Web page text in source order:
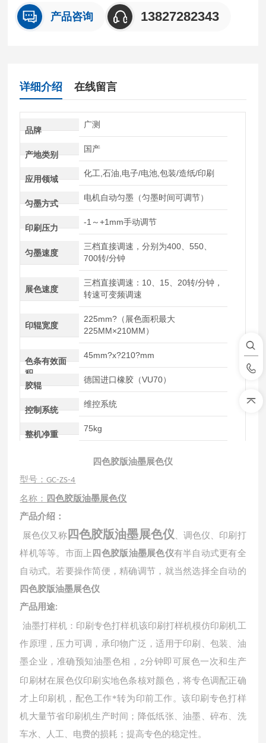
产品咨询 13827282343
详细介绍 在线留言
品牌
广测
产地类别
国产
应用领域
化工,石油,电子/电池,包装/造纸/印刷
匀墨方式
电机自动匀墨（匀墨时间可调节）
印刷压力
-1～+1mm手动调节
匀墨速度
三档直接调速，分别为400、550、
700转/分钟
展色速度
三档直接调速：10、15、20转/分钟，
转速可变频调速
印辊宽度
225mm?（展色面积最大
225MM×210MM）
色条有效面
积
45mm?x?210?mm
胶辊
德国进口橡胶（VU70）
控制系统
维控系统
整机净重
75kg
四色胶版油墨展色仪
型号：GC-ZS-4
名称： 四色胶版油墨展色仪
产品介绍 ：
展色仪又称 四色胶版油墨展色仪 、调色仪、印刷打
样机等等。市面上 四色胶版油墨展色仪有半自动式更有全
自动式。若要操作简便，精确调节，就当然选择全自动的
四色胶版油墨展色仪
产品用途:
油墨打样机：印刷专色打样机该印刷打样机模仿印刷机工
作原理，压力可调，承印物广泛，适用于印刷、包装、油
墨企业，准确预知油墨色相， 2分钟即可展色一次和生产
印刷材在展色仪印刷实地色条核对颜色，将专色调配正确
才上印刷机，配色工作*转为印前工作。该印刷专色打样
机大量节省印刷机生产时间；降低纸张、油墨、碎布、洗
车水、人工、电费的损耗；提高专色的稳定性。